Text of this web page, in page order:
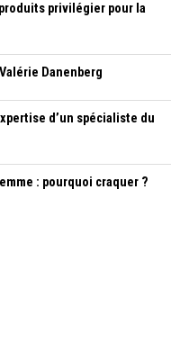
privilégier pour la
Danenberg
d’un spécialiste du
: pourquoi craquer ?